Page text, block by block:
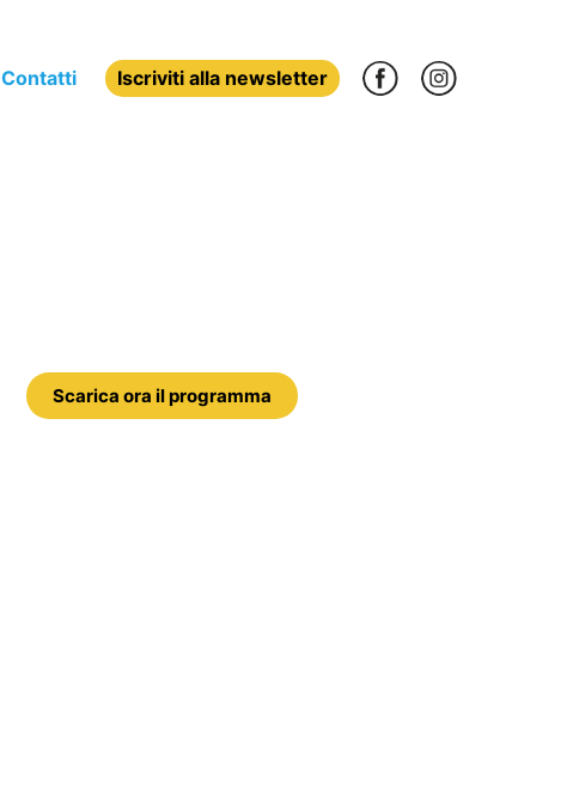
Contatti Iscriviti alla newsletter
Scarica ora il programma